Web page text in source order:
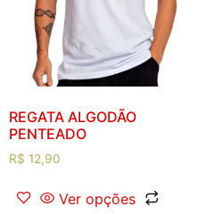
REGATA ALGODÃO
PENTEADO
R$ 12,90
Ver opções